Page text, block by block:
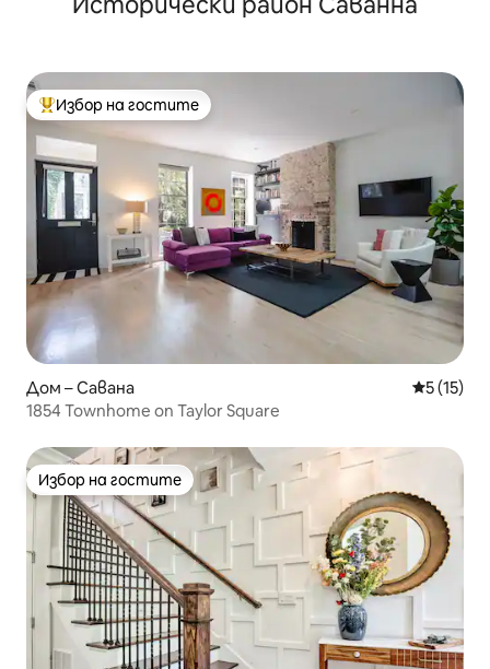
Най-популярен избор на гостите
Избор на гостите
Дом – Савана Средна
5 (15)
1854 Townhome on Taylor Square
Избор на гостите
Избор на гостите